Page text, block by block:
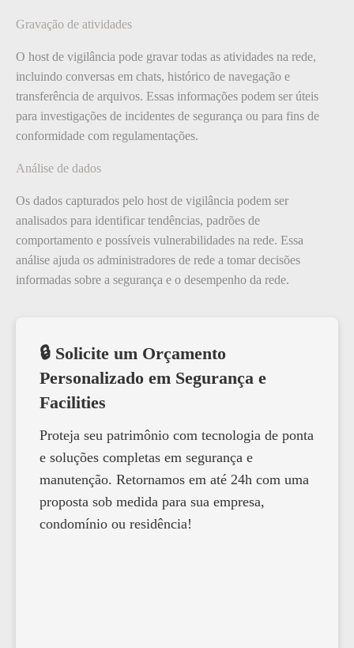
Gravação de atividades
O host de vigilância pode gravar todas as atividades na rede,
incluindo conversas em chats, histórico de navegação e
transferência de arquivos. Essas informações podem ser úteis
para investigações de incidentes de segurança ou para fins de
conformidade com regulamentações.
Análise de dados
Os dados capturados pelo host de vigilância podem ser
analisados para identificar tendências, padrões de
comportamento e possíveis vulnerabilidades na rede. Essa
análise ajuda os administradores de rede a tomar decisões
informadas sobre a segurança e o desempenho da rede.
🔒 Solicite um Orçamento
Personalizado em Segurança e
Facilities
Proteja seu patrimônio com tecnologia de ponta
e soluções completas em segurança e
manutenção. Retornamos em até 24h com uma
proposta sob medida para sua empresa,
condomínio ou residência!